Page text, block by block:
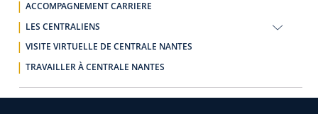
ACCOMPAGNEMENT CARRIERE
LES CENTRALIENS
VISITE VIRTUELLE DE CENTRALE NANTES
TRAVAILLER À CENTRALE NANTES